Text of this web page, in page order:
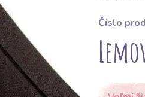
Číslo